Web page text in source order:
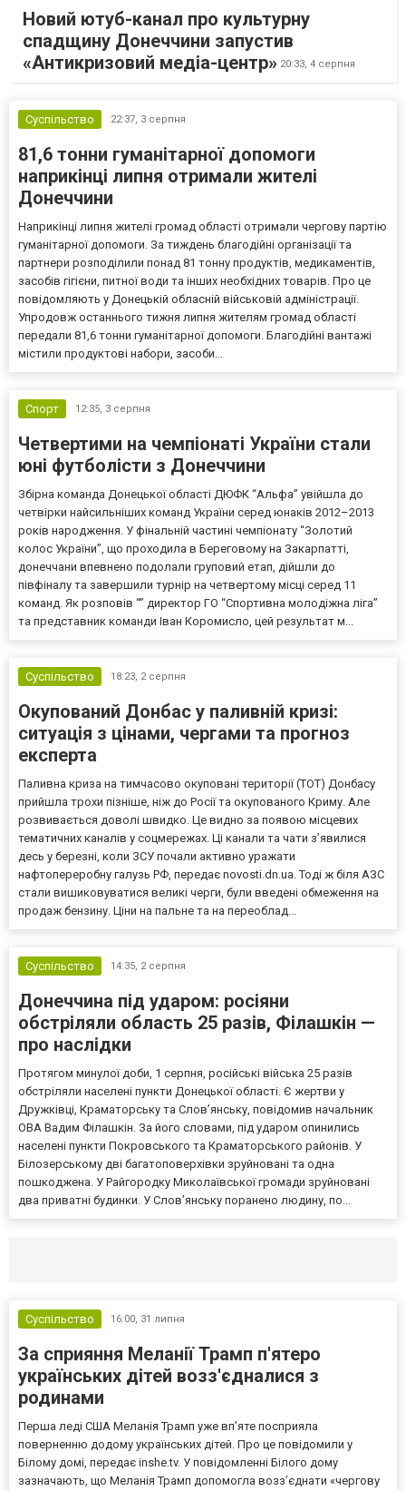
Новий ютуб-канал про культурну
спадщину Донеччини запустив
«Антикризовий медіа-центр» 20:33, 4 серпня
Суспільство 22:37, 3 серпня
81,6 тонни гуманітарної допомоги
наприкінці липня отримали жителі
Донеччини
Наприкінці липня жителі громад області отримали чергову партію
гуманітарної допомоги. За тиждень благодійні організації та
партнери розподілили понад 81 тонну продуктів, медикаментів,
засобів гігієни, питної води та інших необхідних товарів. Про це
повідомляють у Донецькій обласній військовій адміністрації.
Упродовж останнього тижня липня жителям громад області
передали 81,6 тонни гуманітарної допомоги. Благодійні вантажі
містили продуктові набори, засоби...
Спорт 12:35, 3 серпня
Четвертими на чемпіонаті України стали
юні футболісти з Донеччини
Збірна команда Донецької області ДЮФК “Альфа” увійшла до
четвірки найсильніших команд України серед юнаків 2012–2013
років народження. У фінальній частині чемпіонату “Золотий
колос України”, що проходила в Береговому на Закарпатті,
донеччани впевнено подолали груповий етап, дійшли до
півфіналу та завершили турнір на четвертому місці серед 11
команд. Як розповів “” директор ГО “Спортивна молодіжна ліга”
та представник команди Іван Коромисло, цей результат м...
Суспільство 18:23, 2 серпня
Окупований Донбас у паливній кризі:
ситуація з цінами, чергами та прогноз
експерта
Паливна криза на тимчасово окуповані території (ТОТ) Донбасу
прийшла трохи пізніше, ніж до Росії та окупованого Криму. Але
розвивається доволі швидко. Це видно за появою місцевих
тематичних каналів у соцмережах. Ці канали та чати з’явилися
десь у березні, коли ЗСУ почали активно уражати
нафтопереробну галузь РФ, передає novosti.dn.ua. Тоді ж біля АЗС
стали вишиковуватися великі черги, були введені обмеження на
продаж бензину. Ціни на пальне та на переоблад...
Суспільство 14:35, 2 серпня
Донеччина під ударом: росіяни
обстріляли область 25 разів, Філашкін —
про наслідки
Протягом минулої доби, 1 серпня, російські війська 25 разів
обстріляли населені пункти Донецької області. Є жертви у
Дружківці, Краматорську та Слов’янську, повідомив начальник
ОВА Вадим Філашкін. За його словами, під ударом опинились
населені пункти Покровського та Краматорського районів. У
Білозерському дві багатоповерхівки зруйновані та одна
пошкоджена. У Райгородку Миколаївської громади зруйновані
два приватні будинки. У Слов’янську поранено людину, по...
Суспільство 16:00, 31 липня
За сприяння Меланії Трамп п'ятеро
українських дітей возз'єдналися з
родинами
Перша леді США Меланія Трамп уже впʼяте посприяла
поверненню додому українських дітей. Про це повідомили у
Білому домі, передає inshe.tv. У повідомленні Білого дому
зазначають, що Меланія Трамп допомогла возз’єднати «чергову